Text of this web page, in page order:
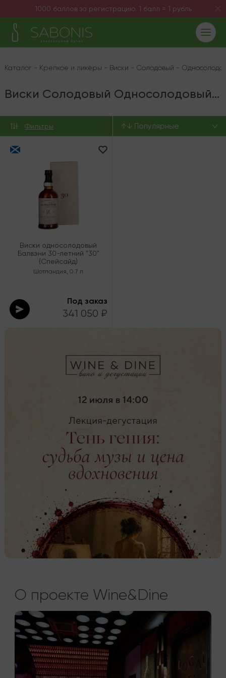
1000 баллов за регистрацию. 1 балл = 1 рубль
Каталог - Крепкое и ликёры - Виски - Солодовый -
Виски Солодовый Односолодовый 47.3%
Фильтры ↑↓ Популярные
Виски односолодовый
Балвэни 30-летний "30"
(Спейсайд)
Шотландия,0.7 л
Под заказ
341 050 ₽
О проекте Wine&Dine